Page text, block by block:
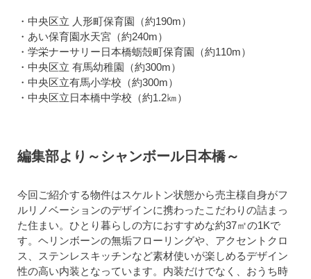
・中央区立 人形町保育園（約190m）
・あい保育園水天宮（約240m）
・学栄ナーサリー日本橋蛎殻町保育園（約110m）
・中央区立 有馬幼稚園（約300m）
・中央区立有馬小学校（約300m）
・中央区立日本橋中学校（約1.2㎞）
編集部より～シャンボール日本橋～
今回ご紹介する物件はスケルトン状態から売主様自身がフ
ルリノベーションのデザインに携わったこだわりの詰まっ
た住まい。ひとり暮らしの方におすすめな約37㎡の1Kで
す。ヘリンボーンの無垢フローリングや、アクセントクロ
ス、ステンレスキッチンなど素材使いが楽しめるデザイン
性の高い内装となっています。内装だけでなく、おうち時